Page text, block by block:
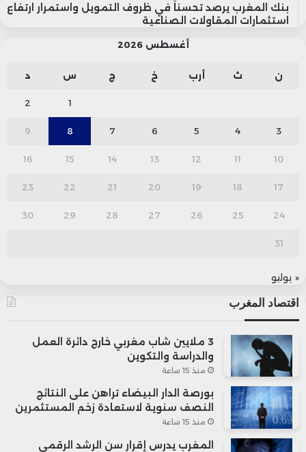
بنك المغرب يرصد تحسناً في ظروف التمويل واستمرار ارتفاع
استثمارات المقاولات الصناعية
أغسطس 2026
ن ث أرب خ ج س د
1
2
3
4
5
6
7
8
9
10
11
12
13
14
15
16
17
18
19
20
21
22
23
24
25
26
27
28
29
30
31
« يوليو
اقتصاد المغرب
3 ملايين شاب مغربي خارج دائرة العمل
والدراسة والتكوين
منذ 15 ساعة
بورصة الدار البيضاء تراهن على النتائج
النصف سنوية لاستعادة زخم المستثمرين
منذ 15 ساعة
المغرب يدرس إقرار سن الرشد الرقمي